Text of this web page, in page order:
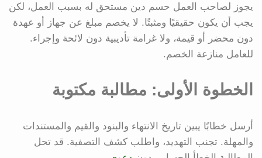
يجوز لصاحب العمل حسم دين مستحق له بسبب العمل، لكن
يجب أن يكون حقيقيًا ومثبتًا. لا يخصم مبلغ عن جهاز أو عهدة
دون محضر أو قيمة، ولا غرامة تأديبية دون لائحة وإجراء.
للعامل منازعة الخصم.
الخطوة الأولى: مطالبة مكتوبة
أرسل خطابًا يبين تاريخ الانتهاء والبنود والقيم والمستندات
والمهلة. تجنب التهديد، واطلب كشف التصفية. قد تحل